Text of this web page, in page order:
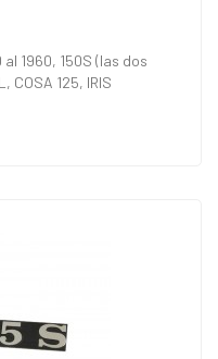
1960, 150S (las dos
COSA 125, IRIS